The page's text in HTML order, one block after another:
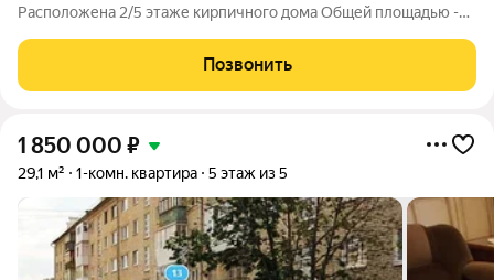
Расположена 2/5 этаже кирпичного дома Общей площадью -
дверь, натяжной потолок. Сан.узел - совмещенный в кафеле.
Счетчики на
Позвонить
1 850 000 ₽
29,1 м² 1-комн. квартира 5 этаж из 5